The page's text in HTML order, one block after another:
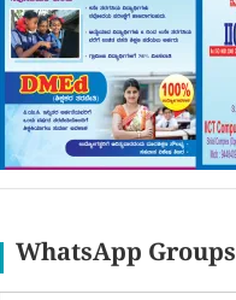
WhatsApp Groups